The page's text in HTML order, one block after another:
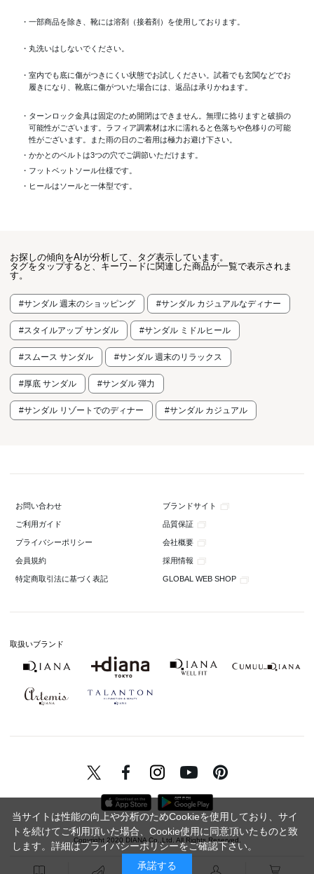
・一部商品を除き、靴には溶剤（接着剤）を使用しております。
・丸洗いはしないでください。
・室内でも底に傷がつきにくい状態でお試しください。試着でも玄関などでお
履きになり、靴底に傷がついた場合には、返品は承りかねます。
・ターンロック金具は固定のため開閉はできません。無理に捻りますと破損の
可能性がございます。ラフィア調素材は水に濡れると色落ちや色移りの可能
性がございます。また雨の日のご着用は極力お避け下さい。
・かかとのベルトは3つの穴でご調節いただけます。
・フットベットソール仕様です。
・ヒールはソールと一体型です。
お探しの傾向をAIが分析して、タグ表示しています。
タグをタップすると、キーワードに関連した商品が一覧で表示されま
す。
#サンダル 週末のショッピング #サンダル カジュアルなディナー
#スタイルアップ サンダル #サンダル ミドルヒール
#スムース サンダル #サンダル 週末のリラックス
#厚底 サンダル #サンダル 弾力
#サンダル リゾートでのディナー #サンダル カジュアル
お問い合わせ ブランドサイト
ご利用ガイド 品質保証
プライバシーポリシー 会社概要
会員規約 採用情報
特定商取引法に基づく表記 GLOBAL WEB SHOP
取扱いブランド
Copyright 2020 DIANA Co.,Ltd. All Rights Reserved.
当サイトは性能の向上や分析のためCookieを使用しており、サイ
トを続けてご利用頂いた場合、Cookie使用に同意頂いたものと致
します。詳細はプライバシーポリシーをご確認下さい。
承諾する